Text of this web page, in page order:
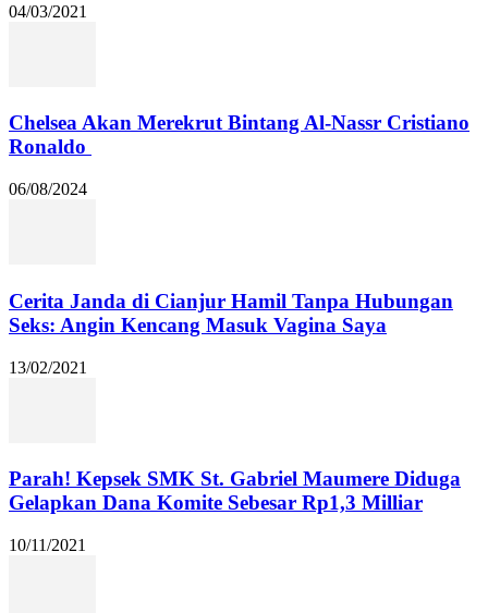
04/03/2021
Chelsea Akan Merekrut Bintang Al-Nassr Cristiano
Ronaldo
06/08/2024
Cerita Janda di Cianjur Hamil Tanpa Hubungan
Seks: Angin Kencang Masuk Vagina Saya
13/02/2021
Parah! Kepsek SMK St. Gabriel Maumere Diduga
Gelapkan Dana Komite Sebesar Rp1,3 Milliar
10/11/2021